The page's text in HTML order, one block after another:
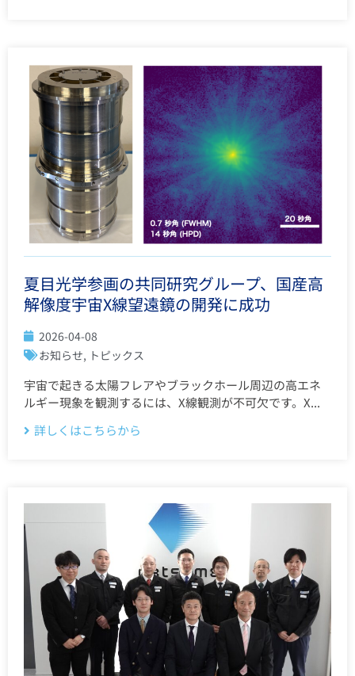
夏目光学参画の共同研究グループ、国産高
解像度宇宙X線望遠鏡の開発に成功
2026-04-08
お知らせ, トピックス
宇宙で起きる太陽フレアやブラックホール周辺の高エネ
ルギー現象を観測するには、X線観測が不可欠です。X...
詳しくはこちらから